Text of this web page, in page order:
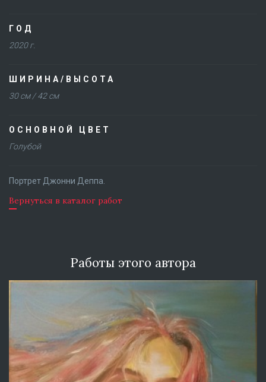
ГОД
2020 г.
ШИРИНА/ВЫСОТА
30 см / 42 см
ОСНОВНОЙ ЦВЕТ
Голубой
Портрет Джонни Деппа.
Вернуться в каталог работ
Работы этого автора